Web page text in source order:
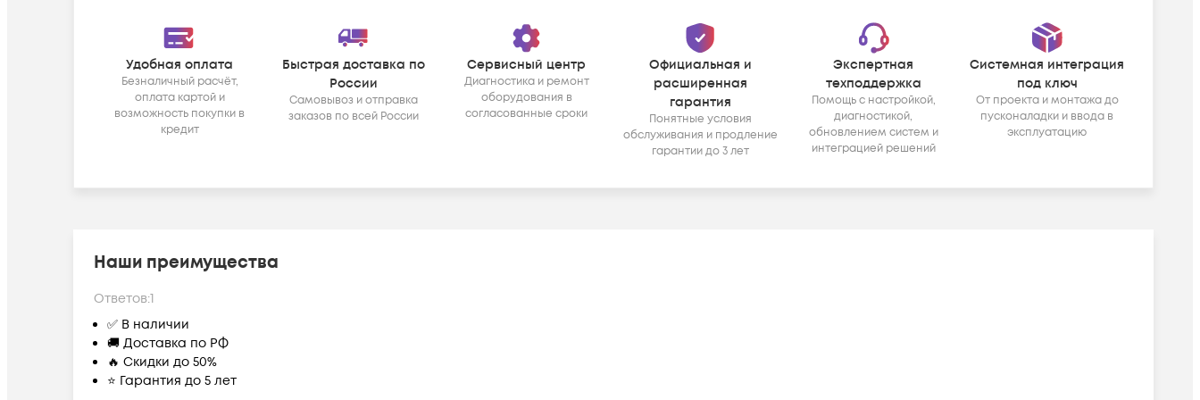
Удобная оплата
Безналичный расчёт,
оплата картой и
возможность покупки в
кредит
Быстрая доставка по
России
Самовывоз и отправка
заказов по всей России
Сервисный центр
Диагностика и ремонт
оборудования в
согласованные сроки
Официальная и
расширенная
гарантия
Понятные условия
обслуживания и продление
гарантии до 3 лет
Экспертная
техподдержка
Помощь с настройкой,
диагностикой,
обновлением систем и
интеграцией решений
Системная интеграция
под ключ
От проекта и монтажа до
пусконаладки и ввода в
эксплуатацию
Наши преимущества
Ответов:1
✅ В наличии
🚚 Доставка по РФ
🔥 Скидки до 50%
⭐ Гарантия до 5 лет